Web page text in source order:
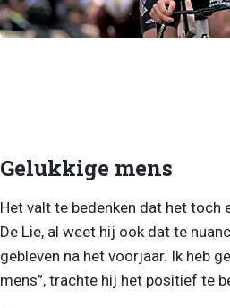
Gelukkige mens
Het valt te bedenken dat het
De Lie, al weet hij ook dat te
gebleven na het voorjaar. Ik heb
mens”, trachte hij het positief te